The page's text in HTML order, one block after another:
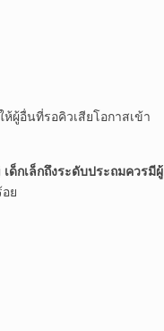
ผู้อื่นที่รอคิวเสียโอกาสเข้า
เด็กเล็กถึงระดับประถมควรมีผู้
ย